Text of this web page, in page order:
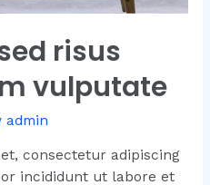
risus
vulputate
admin
consectetur adipiscing
incididunt ut labore et